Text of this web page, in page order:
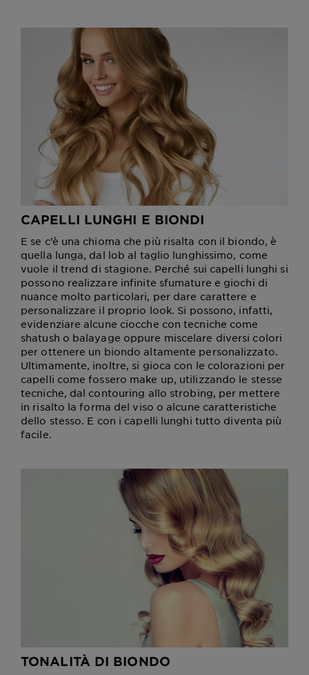
CAPELLI LUNGHI E BIONDI
E se c’è una chioma che più risalta con il biondo, è
quella lunga, dal lob al taglio lunghissimo, come
vuole il trend di stagione. Perché sui capelli lunghi si
possono realizzare infinite sfumature e giochi di
nuance molto particolari, per dare carattere e
personalizzare il proprio look. Si possono, infatti,
evidenziare alcune ciocche con tecniche come
shatush o balayage oppure miscelare diversi colori
per ottenere un biondo altamente personalizzato.
Ultimamente, inoltre, si gioca con le colorazioni per
capelli come fossero make up, utilizzando le stesse
tecniche, dal contouring allo strobing, per mettere
in risalto la forma del viso o alcune caratteristiche
dello stesso. E con i capelli lunghi tutto diventa più
facile.
TONALITÀ DI BIONDO